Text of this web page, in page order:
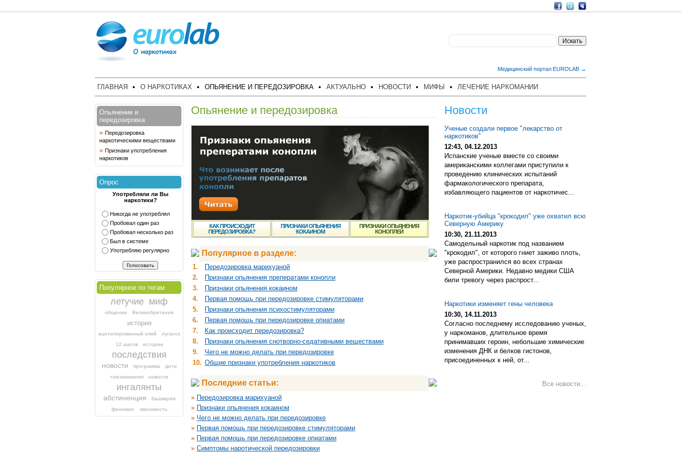
Медицинский портал EUROLAB →
ГЛАВНАЯ О НАРКОТИКАХ ОПЬЯНЕНИЕ И ПЕРЕДОЗИРОВКА АКТУАЛЬНО НОВОСТИ МИФЫ ЛЕЧЕНИЕ НАРКОМАНИИ
Опьянение и
передозировка
» Передозировка
наркотическими веществами
» Признаки употребления
наркотиков
Опрос
Употребляли ли Вы
наркотики?
Никогда не употреблял
Пробовал один раз
Пробовал несколько раз
Был в системе
Употребляю регулярно
Популярное по тегам
летучие миф
общение Великобритания
история
ацетилированный опий
луганск
12 шагов
истории
последствия
новости программа
дети
токсикомания
новости
ингалянты
абстиненция
башкирия
феномин
звисимость
Опьянение и передозировка
КАК ПРОИСХОДИТ
ПЕРЕДОЗИРОВКА?
ПРИЗНАКИ ОПЬЯНЕНИЯ
КОКАИНОМ
ПРИЗНАКИ ОПЬЯНЕНИЯ
КОНОПЛЕЙ
Популярное в разделе:
1.
Передозировка марихуаной
2.
Признаки опьянения преператами конопли
3.
Признаки опьянения кокаином
4.
Первая помощь при передозировке стимуляторами
5.
Признаки опьянения психостимуляторами
6.
Первая помощь при передозировке опиатами
7.
Как происходит передозировка?
8.
Признаки опьянения снотворно-седативными веществами
9.
Чего не можно делать при передозировке
10. Общие признаки употребления наркотиков
Последние статьи:
» Передозировка марихуаной
» Признаки опьянения кокаином
» Чего не можно делать при передозировке
» Первая помощь при передозировке стимуляторами
» Первая помощь при передозировке опиатами
» Симптомы наротической передозировки
Новости
Ученые создали первое "лекарство от
наркотиков"
12:43, 04.12.2013
Испанские ученые вместе со своими
американскими коллегами приступили к
проведению клинических испытаний
фармакологического препарата,
избавляющего пациентов от наркотичес...
Наркотик-убийца "крокодил" уже охватил всю
Северную Америку
10:30, 21.11.2013
Самодельный наркотик под названием
"крокодил", от которого гниет заживо плоть,
уже распространился во всех странах
Северной Америки. Недавно медики США
били тревогу через распрост...
Наркотики изменяет гены человека
10:30, 14.11.2013
Согласно последнему исследованию ученых,
у наркоманов, длительное время
принимавших героин, небольшие химические
изменения ДНК и белков гистонов,
присоединенных к ней, от...
Все новости...